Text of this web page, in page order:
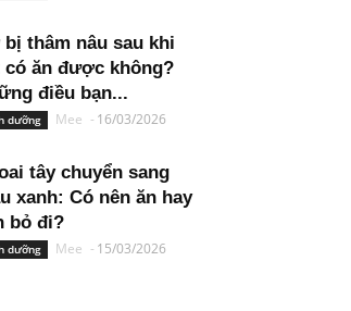
bị thâm nâu sau khi
có ăn được không?
điều bạn...
dưỡng Mee - 16/03/2026
tây chuyển sang
xanh: Có nên ăn hay
bỏ đi?
dưỡng Mee - 15/03/2026